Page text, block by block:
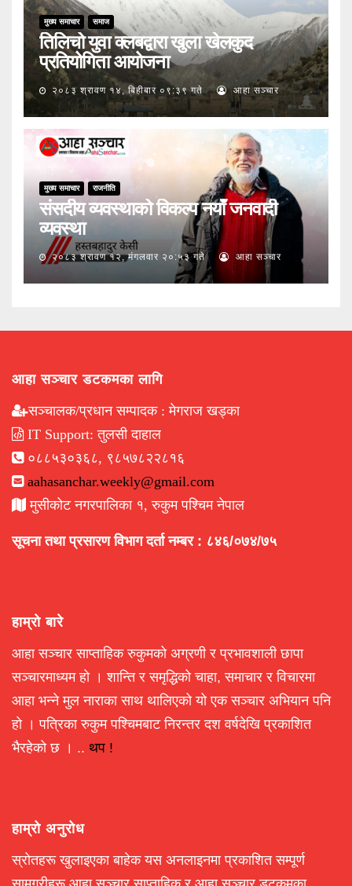
मुख्य समाचार समाज
तिलिचो युवा क्लबद्वारा खुला खेलकुद
प्रतियोगिता आयोजना
२०८३ श्रावण १४, बिहीबार ०९:३९ गते आहा सञ्चार
मुख्य समाचार राजनीति
संसदीय व्यवस्थाको विकल्प नयाँ जनवादी
व्यवस्था
२०८३ श्रावण १२, मंगलवार २०:५३ गते आहा सञ्चार
आहा सञ्चार डटकमका लागि
सञ्चालक/प्रधान सम्पादक : मेगराज खड्का
IT Support: तुलसी दाहाल
०८८५३०३६८, ९८५७८२२८१६
aahasanchar.weekly@gmail.com
मुसीकोट नगरपालिका १, रुकुम पश्चिम नेपाल
सूचना तथा प्रसारण विभाग दर्ता नम्बर : ८४६/०७४/७५
हाम्रो बारे
आहा सञ्चार साप्ताहिक रुकुमको अग्रणी र प्रभावशाली छापा
सञ्चारमाध्यम हो । शान्ति र समृद्धिको चाहा, समाचार र विचारमा
आहा भन्ने मुल नाराका साथ थालिएको यो एक सञ्चार अभियान पनि
हो । पत्रिका रुकुम पश्चिमबाट निरन्तर दश वर्षदेखि प्रकाशित
भैरहेको छ । .. थप !
हाम्रो अनुरोध
स्रोतहरू खुलाइएका बाहेक यस अनलाइनमा प्रकाशित सम्पूर्ण